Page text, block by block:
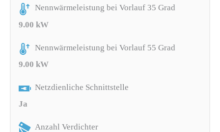
Nennwärmeleistung bei Vorlauf 35 Grad
9.00 kW
Nennwärmeleistung bei Vorlauf 55 Grad
9.00 kW
Netzdienliche Schnittstelle
Ja
Anzahl Verdichter